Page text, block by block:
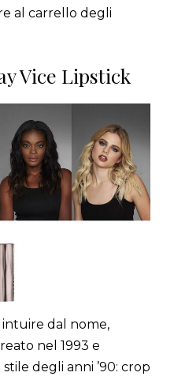
al carrello degli
Vice Lipstick
dal nome,
nel 1993 e
degli anni ’90: crop